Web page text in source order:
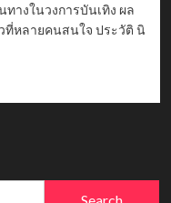
างในวงการบันเทิง ผล
ที่หลายคนสนใจ ประวัติ นิ